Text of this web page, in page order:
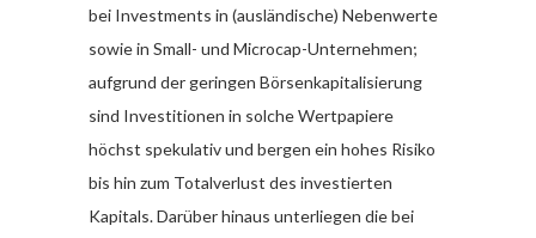
bei Investments in (ausländische) Nebenwerte
sowie in Small- und Microcap-Unternehmen;
aufgrund der geringen Börsenkapitalisierung
sind Investitionen in solche Wertpapiere
höchst spekulativ und bergen ein hohes Risiko
bis hin zum Totalverlust des investierten
Kapitals. Darüber hinaus unterliegen die bei